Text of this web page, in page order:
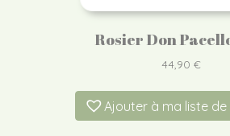
Rosier Don
44,90 €
Ajouter à ma liste